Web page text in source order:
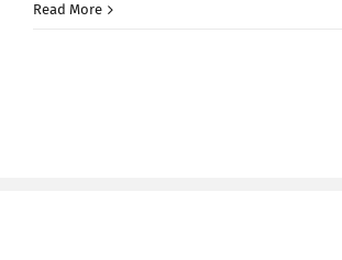
Read More